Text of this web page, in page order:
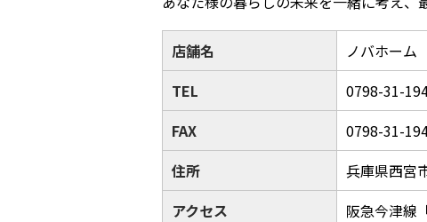
店舗名
ノバホーム
TEL
0798-31-
FAX
0798-31-
住所
兵庫県西宮
アクセス
阪急今津線